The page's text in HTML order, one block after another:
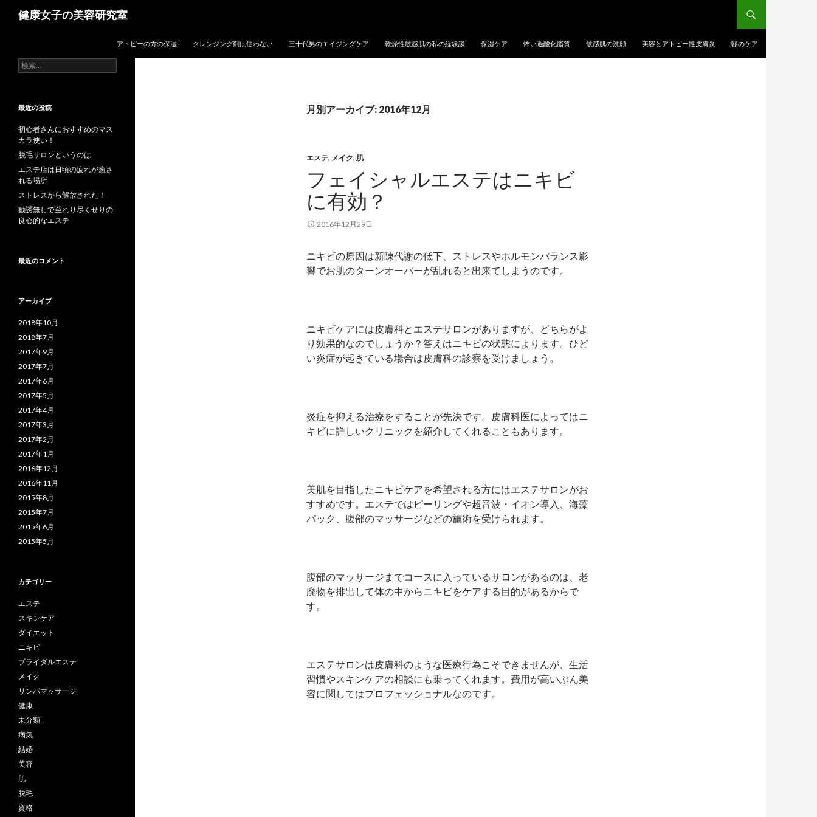
健康女子の美容研究室
アトピーの方の保湿
クレンジング剤は使わない 三十代男のエイジングケア 乾燥性敏感肌の私の経験談 保湿ケア 怖い過酸化脂質 敏感肌の洗顔 美容とアトピー性皮膚炎 額のケア
月別アーカイブ: 2016年12月
エステ, メイク, 肌
フェイシャルエステはニキビ
に有効？
2016年12月29日
ニキビの原因は新陳代謝の低下、ストレスやホルモンバランス影
響でお肌のターンオーバーが乱れると出来てしまうのです。
ニキビケアには皮膚科とエステサロンがありますが、どちらがよ
り効果的なのでしょうか？答えはニキビの状態によります。ひど
い炎症が起きている場合は皮膚科の診察を受けましょう。
炎症を抑える治療をすることが先決です。皮膚科医によってはニ
キビに詳しいクリニックを紹介してくれることもあります。
美肌を目指したニキビケアを希望される方にはエステサロンがお
すすめです。エステではピーリングや超音波・イオン導入、海藻
パック、腹部のマッサージなどの施術を受けられます。
腹部のマッサージまでコースに入っているサロンがあるのは、老
廃物を排出して体の中からニキビをケアする目的があるからで
す。
エステサロンは皮膚科のような医療行為こそできませんが、生活
習慣やスキンケアの相談にも乗ってくれます。費用が高いぶん美
容に関してはプロフェッショナルなのです。
検
索:
最近の投稿
初心者さんにおすすめのマス
カラ使い！
脱毛サロンというのは
エステ店は日頃の疲れが癒さ
れる場所
ストレスから解放された！
勧誘無しで至れり尽くせりの
良心的なエステ
最近のコメント
アーカイブ
2018年10月
2018年7月
2017年9月
2017年7月
2017年6月
2017年5月
2017年4月
2017年3月
2017年2月
2017年1月
2016年12月
2016年11月
2015年8月
2015年7月
2015年6月
2015年5月
カテゴリー
エステ
スキンケア
ダイエット
ニキビ
ブライダルエステ
メイク
リンパマッサージ
健康
未分類
病気
結婚
美容
肌
脱毛
資格